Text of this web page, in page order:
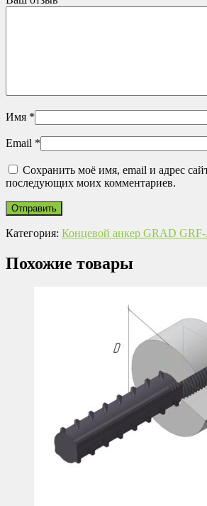
Имя *
Email *
Сохранить моё имя, email и адрес
последующих моих комментариев.
Категория: Концевой анкер GRAD
Похожие товары